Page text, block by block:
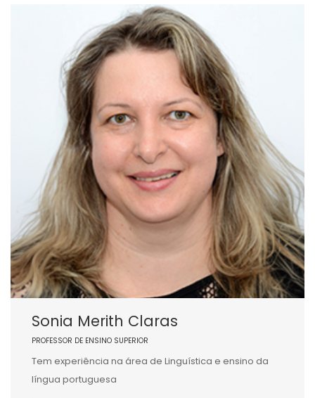
Sonia Merith Claras
PROFESSOR DE ENSINO SUPERIOR
Tem experiência na área de Linguística e ensino da
língua portuguesa